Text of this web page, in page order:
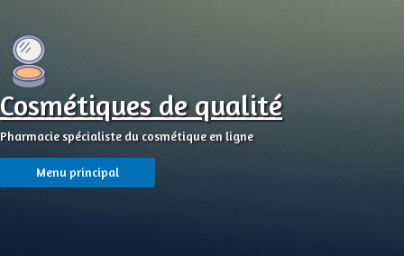
Cosmétiques de qualité
Pharmacie spécialiste du cosmétique en ligne
Menu principal